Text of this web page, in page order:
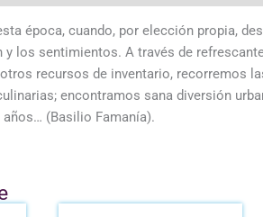
época, cuando, por elección propia,
y los sentimientos. A través de
recursos de inventario, recorremos
encontramos sana diversión
(Basilio Famanía).